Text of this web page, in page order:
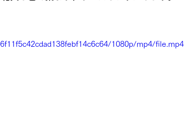
1080p/mp4/file.mp4